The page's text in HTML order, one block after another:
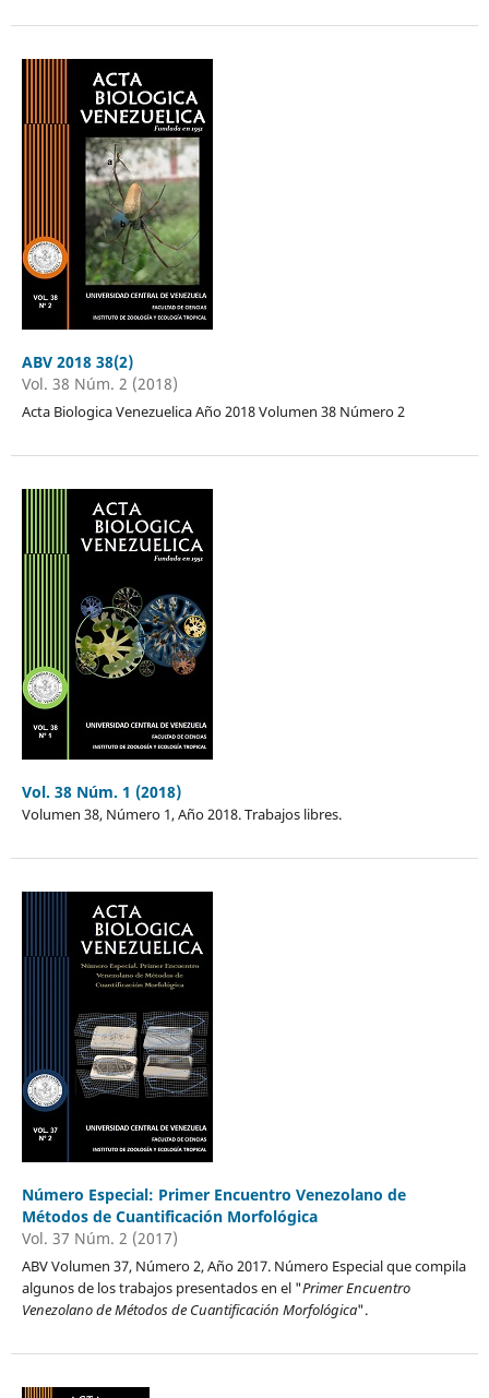
ABV 2018 38(2)
Vol. 38 Núm. 2 (2018)
Acta Biologica Venezuelica Año 2018 Volumen 38 Número 2
Vol. 38 Núm. 1 (2018)
Volumen 38, Número 1, Año 2018. Trabajos libres.
Número Especial: Primer Encuentro Venezolano de
Métodos de Cuantificación Morfológica
Vol. 37 Núm. 2 (2017)
ABV Volumen 37, Número 2, Año 2017. Número Especial que compila
algunos de los trabajos presentados en el "Primer Encuentro
Venezolano de Métodos de Cuantificación Morfológica".